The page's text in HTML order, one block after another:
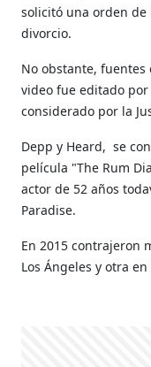
solicitó una orden
divorcio.
No obstante, fuentes
video fue editado
considerado por la
Depp y Heard, se
película "The Rum
actor de 52 años
Paradise.
En 2015 contrajeron
Los Ángeles y otra